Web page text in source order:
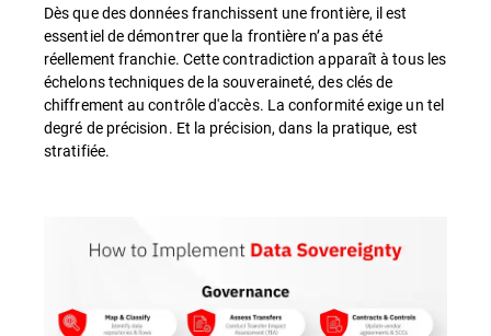
Dès que des données franchissent une frontière, il est
essentiel de démontrer que la frontière n’a pas été
réellement franchie. Cette contradiction apparaît à tous les
échelons techniques de la souveraineté, des clés de
chiffrement au contrôle d'accès. La conformité exige un tel
degré de précision. Et la précision, dans la pratique, est
stratifiée.